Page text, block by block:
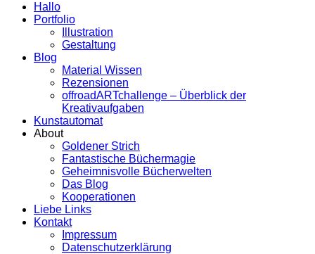
Hallo
Portfolio
Illustration
Gestaltung
Blog
Material Wissen
Rezensionen
offroadARTchallenge – Überblick der
Kreativaufgaben
Kunstautomat
About
Goldener Strich
Fantastische Büchermagie
Geheimnisvolle Bücherwelten
Das Blog
Kooperationen
Liebe Links
Kontakt
Impressum
Datenschutzerklärung